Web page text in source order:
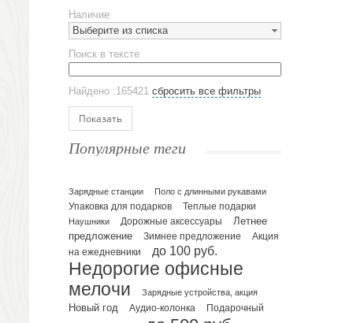
Предметы сервировки
Стаканы
Эко кружки
ЕВРОПОСУДА
Аксессуары
Ежедневники и блокноты
Датированные ежедневники
Планинги и телефонные книжки
Планинги датированные
Планинги недатированные
Телефонные книжки
Еженедельники
Органайзер на ежедневник
Сумки и Рюкзаки
Наличие
Выберите из списка
Поиск в тексте
Найдено :165421 сбросить все фильтры
Показать
Популярные теги
Зарядные станции Поло с длинными рукавами
Упаковка для подарков
Теплые подарки
Наушники
Дорожные аксессуары
Летнее
предложение
Зимнее предложение
Акция
на ежедневники
до 100 руб.
Недорогие офисные
мелочи
Зарядные устройства, акция
Новый год Аудио-колонка
Подарочный